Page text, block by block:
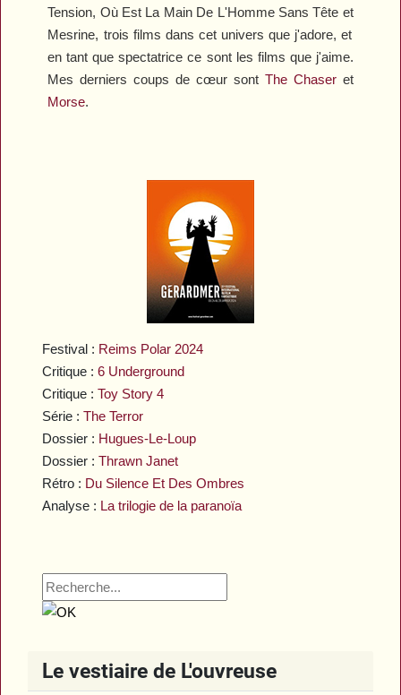
Festival : Reims Polar 2024
Critique :6 Underground
Critique :Toy Story 4
Série :The Terror
Dossier : Hugues-Le-Loup
Dossier :Thrawn Janet
Rétro : Du Silence Et Des Ombres
Analyse : La trilogie de la paranoïa
Le vestiaire de L'ouvreuse
Tension, Où Est La Main De L'Homme SansTête et
Mesrine, trois films dans cet univers que j'adore, et
en tant que spectatrice ce sont les films que j'aime.
Mes derniers coups de cœur sont The Chaseret
Morse.